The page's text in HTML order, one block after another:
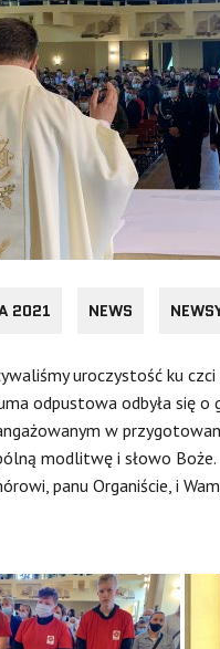
2021 NEWS
uroczystość ku
odpustowa odbyła się o
w
modlitwę i słowo Boże.
panu Organiście, i